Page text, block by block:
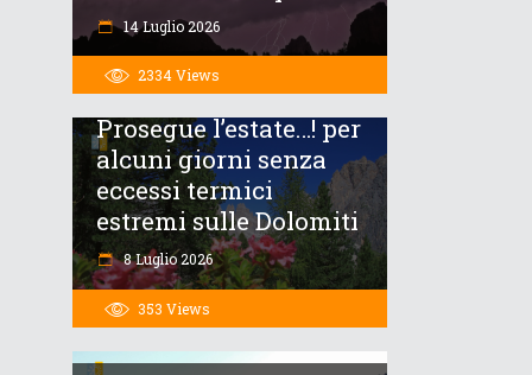
14 Luglio 2026
2334Views
Prosegue l’estate…! per
alcuni giorni senza
eccessi termici
estremi sulle Dolomiti
8 Luglio 2026
353 Views